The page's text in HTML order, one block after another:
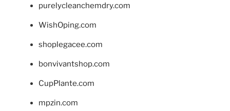
purelycleanchemdry.com
WishOping.com
shoplegacee.com
bonvivantshop.com
CupPlante.com
mpzin.com